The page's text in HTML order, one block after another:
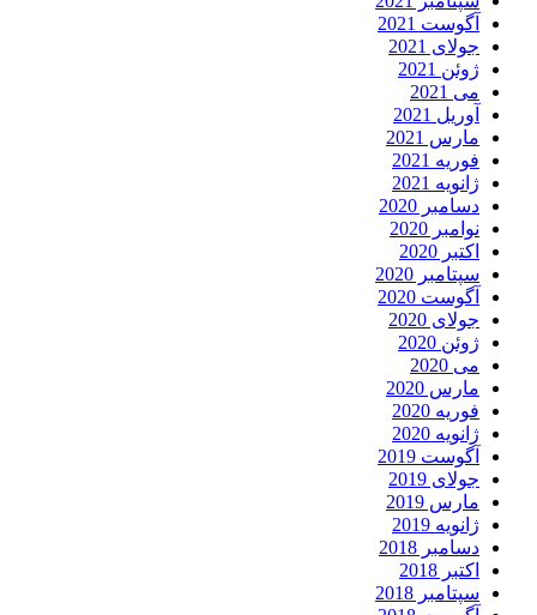
آگوست 2021
جولای 2021
ژوئن 2021
می 2021
آوریل 2021
مارس 2021
فوریه 2021
ژانویه 2021
دسامبر 2020
نوامبر 2020
اکتبر 2020
سپتامبر 2020
آگوست 2020
جولای 2020
ژوئن 2020
می 2020
مارس 2020
فوریه 2020
ژانویه 2020
آگوست 2019
جولای 2019
مارس 2019
ژانویه 2019
دسامبر 2018
اکتبر 2018
سپتامبر 2018